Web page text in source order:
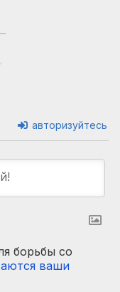
авторизуйтесь
борьбы со
ваши